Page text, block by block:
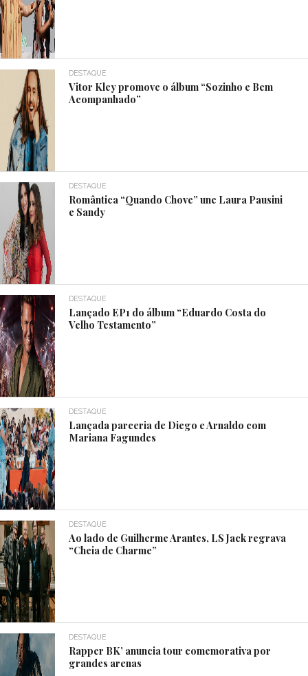
DESTAQUE
Vitor Kley promove o álbum “Sozinho e Bem
Acompanhado”
DESTAQUE
Romântica “Quando Chove” une Laura Pausini
e Sandy
DESTAQUE
Lançado EP1 do álbum “Eduardo Costa do
Velho Testamento”
DESTAQUE
Lançada parceria de Diego e Arnaldo com
Mariana Fagundes
DESTAQUE
Ao lado de Guilherme Arantes, LS Jack regrava
“Cheia de Charme”
DESTAQUE
Rapper BK’ anuncia tour comemorativa por
grandes arenas